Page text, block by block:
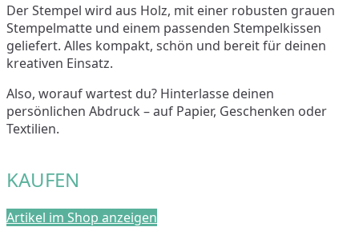
Der Stempel wird aus Holz, mit einer robusten grauen
Stempelmatte und einem passenden Stempelkissen
geliefert. Alles kompakt, schön und bereit für deinen
kreativen Einsatz.
Also, worauf wartest du? Hinterlasse deinen
persönlichen Abdruck – auf Papier, Geschenken oder
Textilien.
KAUFEN
Artikel im Shop anzeigen